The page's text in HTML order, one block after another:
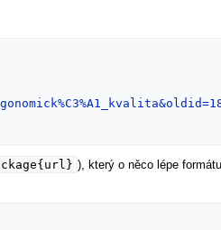
), který o něco lépe